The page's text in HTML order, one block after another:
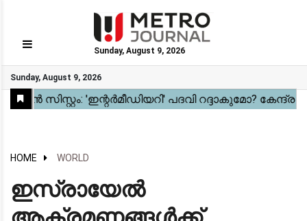
Sunday, August 9, 2026
Sunday, August 9, 2026
GO
Home
Kerala
National
Gulf
World
Sports
Movies
Health
Automobile
Travel
Education
Novel
Business
Technology
Webstory
HOME WORLD
ഇസ്രായേൽ